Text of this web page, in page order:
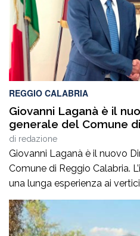
REGGIO CALABRIA
Giovanni Laganà è il
generale del Comune
di redazione
Giovanni Laganà è il nuovo
Comune di Reggio Calabria.
una lunga esperienza ai
amministrazione e della
Calabria ed in Sicilia. È stato
Anas Sicilia, Capo